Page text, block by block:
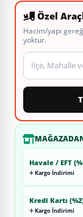
Özel
Hacim/yapı
yoktur.
Teslimat
Havale / EFT
Kargo İndirimi
Kredi Kartı
Kargo İndirimi